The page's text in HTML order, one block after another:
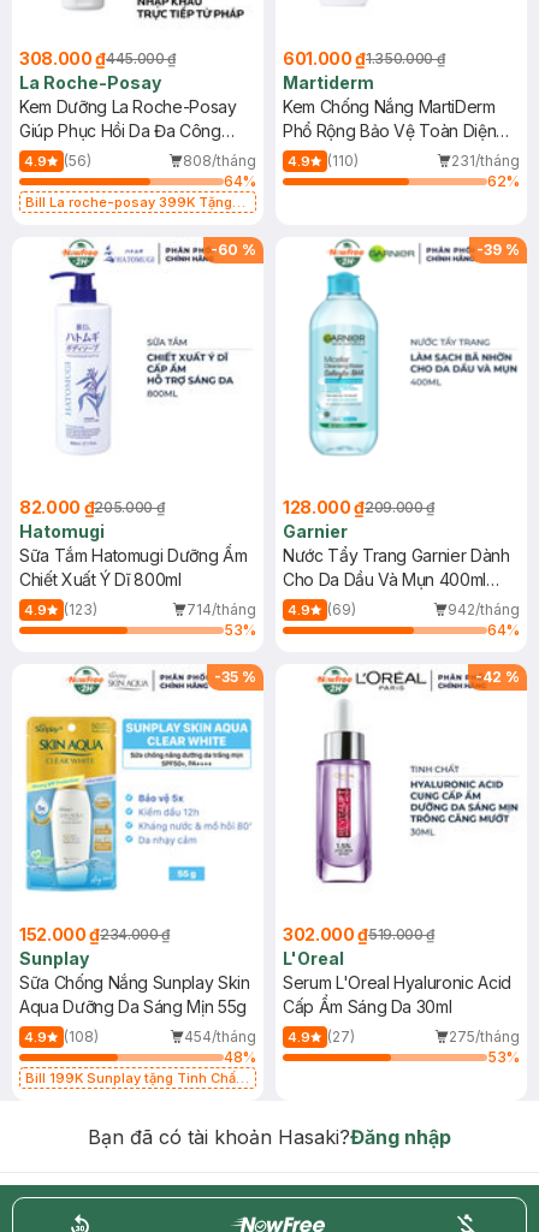
308.000 ₫445.000 ₫
La Roche-Posay
Kem Dưỡng La Roche-Posay
Giúp Phục Hồi Da Đa Công
Dụng 40ml
4.9 (56)
808/tháng
64%
Bill La roche-posay 399K Tặng
(SL có hạn)
601.000 ₫1.350.000 ₫
Martiderm
Kem Chống Nắng MartiDerm
Phổ Rộng Bảo Vệ Toàn Diện
40ml
4.9 (110)
231/tháng
62%
-60 %
82.000 ₫205.000 ₫
Hatomugi
Sữa Tắm Hatomugi Dưỡng Ẩm
Chiết Xuất Ý Dĩ 800ml
4.9 (123)
714/tháng
53%
-39 %
128.000 ₫209.000 ₫
Garnier
Nước Tẩy Trang Garnier Dành
Cho Da Dầu Và Mụn 400ml
(Mới)
4.9 (69)
942/tháng
64%
-35 %
152.000 ₫234.000 ₫
Sunplay
Sữa Chống Nắng Sunplay Skin
Aqua Dưỡng Da Sáng Mịn 55g
4.9 (108)
454/tháng
48%
Bill 199K Sunplay tặng Tinh Chất
-42 %
302.000 ₫519.000 ₫
L'Oreal
Serum L'Oreal Hyaluronic Acid
Cấp Ẩm Sáng Da 30ml
4.9 (27)
275/tháng
53%
Bạn đã có tài khoản Hasaki?Đăng nhập